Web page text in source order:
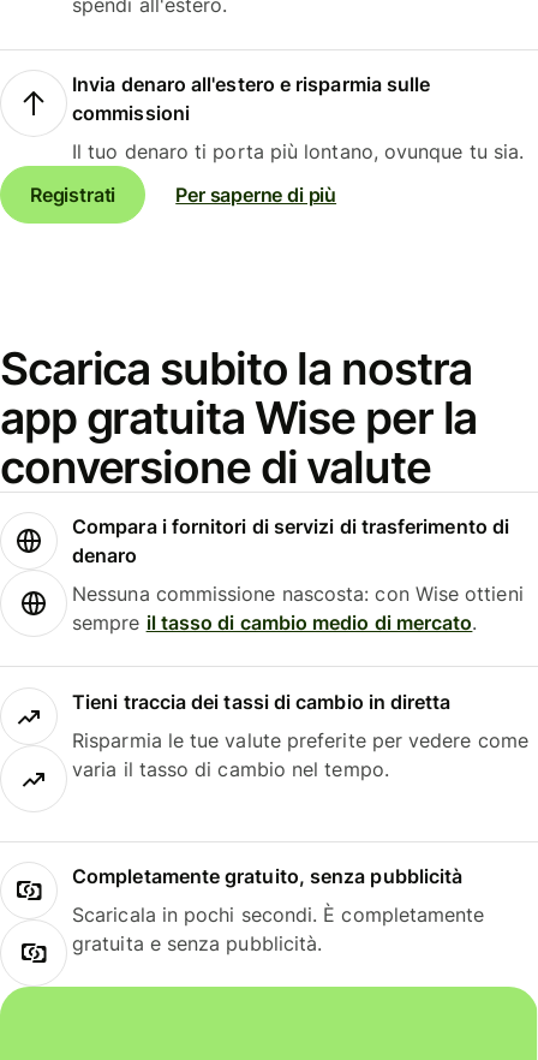
spendi all'estero.
Invia denaro all'estero e risparmia sulle
commissioni
Il tuo denaro ti porta più lontano, ovunque tu sia.
Registrati
Per saperne di più
Scarica subito la nostra
app gratuita Wise per la
conversione di valute
Compara i fornitori di servizi di trasferimento di
denaro
Nessuna commissione nascosta: con Wise ottieni
sempre il tasso di cambio medio di mercato.
Tieni traccia dei tassi di cambio in diretta
Risparmia le tue valute preferite per vedere come
varia il tasso di cambio nel tempo.
Completamente gratuito, senza pubblicità
Scaricala in pochi secondi. È completamente
gratuita e senza pubblicità.